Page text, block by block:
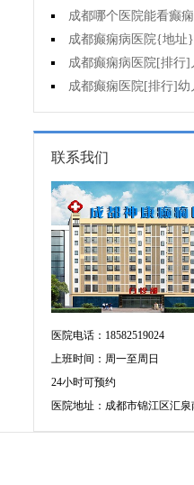
癫痫的价格是多少?
成都哪个医院能看癫
危害多大?
成都癫痫病医院{地址
痫样发作怎么办?
成都癫痫病医院[排行]
会有智力障碍吗?
成都癫痫医院[排行]幼
状是什么?
联系我们
医院电话：18582519024
上班时间：周一至周日
24小时可预约
医院地址：成都市锦江区汇泉